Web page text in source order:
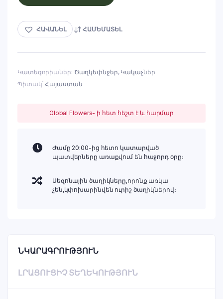
ՀԱՎԱՆԵԼ ՀԱՄԵՄԱՏԵԼ
Կատեգորիաներ: Ծաղկեփնջեր, Կակաչներ
Պիտակ՝Հայաստան
Global Flowers- ի հետ հեշտ է և հարմար
Ժամը 20:00-ից հետո կատարված
պատվերները առաքվում են հաջորդ օրը։
Սեզոնային ծաղիկները,որոնք առկա
չեն,կփոխարինվեն ուրիշ ծաղիկներով։
ՆԿԱՐԱԳՐՈՒԹՅՈՒՆ
ԼՐԱՑՈՒՑԻՉ ՏԵՂԵԿՈՒԹՅՈՒՆ